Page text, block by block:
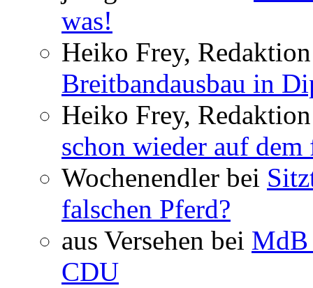
was!
Heiko Frey,
Breitbandausbau in
Heiko Frey,
schon wieder auf dem
Wochenendler bei
falschen Pferd?
aus Versehen bei MdB
CDU